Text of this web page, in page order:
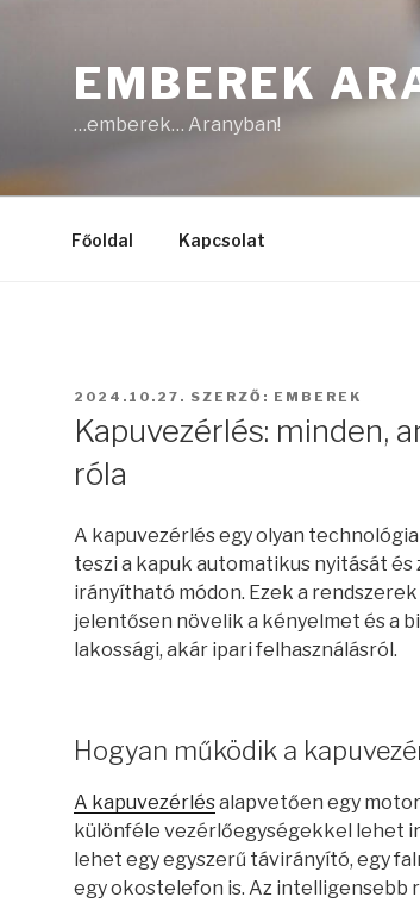
EMBEREK
…emberek… Aranyban!
Főoldal Kapcsolat
BEKÜLDVE:
2024.10.27. SZERZŐ: EMBEREK
Kapuvezérlés: minden,
róla
A kapuvezérlés egy olyan
teszi a kapuk automatikus nyitását és
irányítható módon. Ezek a
jelentősen növelik a kényelmet és a
lakossági, akár ipari felhasználásról.
Hogyan működik a
A kapuvezérlésalapvetően egy
különféle vezérlőegységekkel lehet
lehet egy egyszerű távirányító, egy
egy okostelefon is. Az intelligensebb